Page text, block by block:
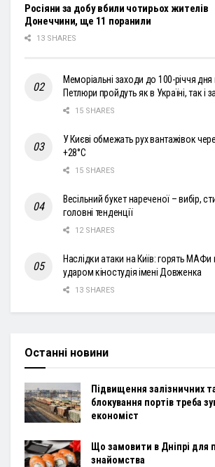
Росіяни за добу вбили чотирьох жителів
Донеччини, ще 11 поранили
13 SHARES
Меморіальні заходи до 100-річчя дня
Петлюри пройдуть як в Україні, так і
15 SHARES
У Києві обмежать рух вантажівок
+28°С
15 SHARES
Весільний букет нареченої – вибір,
головні тенденції
12 SHARES
Наслідки атаки на Київ: горять МАФи
ударом кіностудія імені Довженка
13 SHARES
Останні новини
Підвищення залізничних
блокування портів треба
економіст
Що замовити в Дніпрі для
знайомства